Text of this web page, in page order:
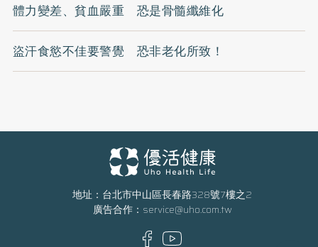
體力變差、貧血嚴重 恐是骨髓纖維化
盜汗食慾不佳要警覺 恐非老化所致！
地址：台北市中山區長春路328號7樓之2
廣告合作： service@uho.com.tw